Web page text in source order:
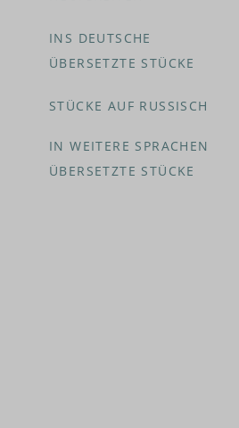
INS DEUTSCHE
ÜBERSETZTE STÜCKE
STÜCKE AUF RUSSISCH
IN WEITERE SPRACHEN
ÜBERSETZTE STÜCKE